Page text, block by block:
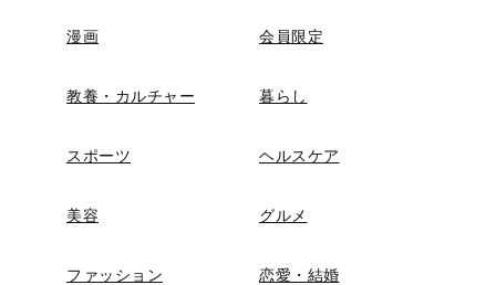
漫画 会員限定
教養・カルチャー 暮らし
スポーツ ヘルスケア
美容 グルメ
ファッション 恋愛・結婚